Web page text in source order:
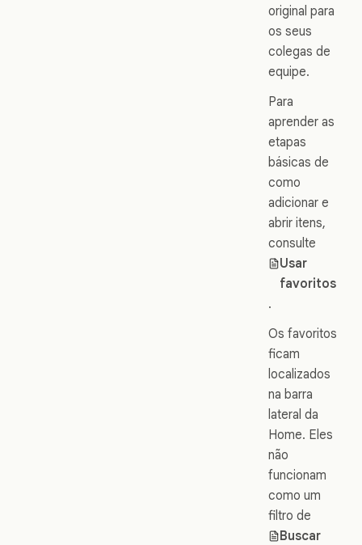
original para
os seus
colegas de
equipe.
Para
aprender as
etapas
básicas de
como
adicionar e
abrir itens,
consulte
Usar
favoritos
.
Os favoritos
ficam
localizados
na barra
lateral da
Home. Eles
não
funcionam
como um
filtro de
Buscar